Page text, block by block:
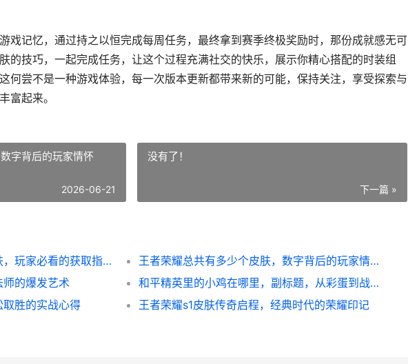
戏记忆，通过持之以恒完成每周任务，最终拿到赛季终极奖励时，那份成就感无可
的技巧，一起完成任务，让这个过程充满社交的快乐，展示你精心搭配的时装组
何尝不是一种游戏体验，每一次版本更新都带来新的可能，保持关注，享受探索与
富起来。
字背后的玩家情怀
2026-06-21
没有了！
下一篇 »
如何得到和平精英里的皮肤，玩家必看的获取指南
王者荣耀总共有多少个皮肤，数字背后的玩家情怀
的爆发艺术
和平精英里的小鸡在哪里，副标题，从彩蛋到战术符号的奇妙旅程
胜的实战心得
王者荣耀s1皮肤传奇启程，经典时代的荣耀印记